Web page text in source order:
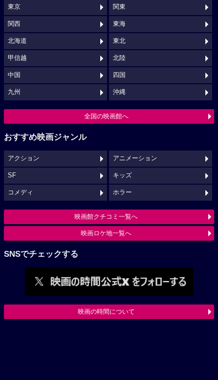
東京 関東
関西 東海
北海道 東北
甲信越 北陸
中国 四国
九州 沖縄
全国の映画館へ
おすすめ映画ジャンル
アクション アニメーション
SF キッズ
コメディ ホラー
映画館クチコミ一覧へ
映画ロケ地一覧へ
SNSでチェックする
映画の時間について